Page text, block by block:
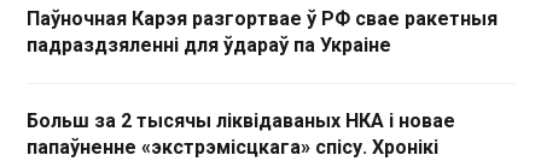
Паўночная Карэя разгортвае ў РФ свае ракетныя
падраздзяленні для ўдараў па Украіне
Больш за 2 тысячы ліквідаваных НКА і новае
папаўненне «экстрэмісцкага» спісу. Хронікі